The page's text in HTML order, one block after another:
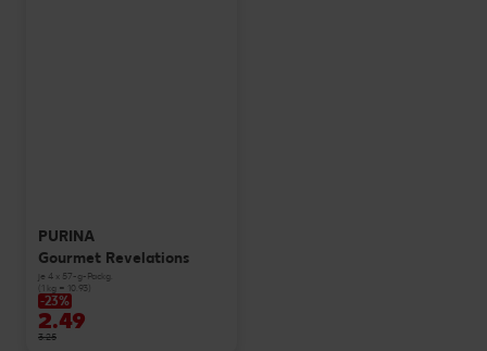
PURINA
Gourmet Revelations
je 4 x 57-g-Packg.
(1 kg = 10.93)
-23%
2.49
3.25